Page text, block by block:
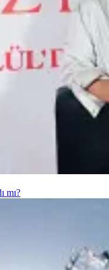
mı?